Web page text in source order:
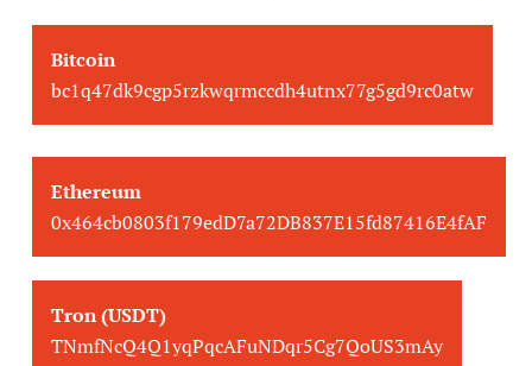
Bitcoin
bc1q47dk9cgp5rzkwqrmccdh4utnx77g5gd9rc0atw
Ethereum
0x464cb0803f179edD7a72DB837E15fd87416E4fAF
Tron (USDT)
TNmfNcQ4Q1yqPqcAFuNDqr5Cg7QoUS3mAy